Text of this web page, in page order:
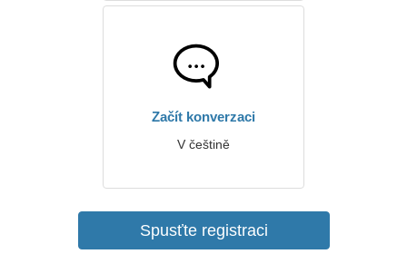
Začít konverzaci
V češtině
Spusťte registraci